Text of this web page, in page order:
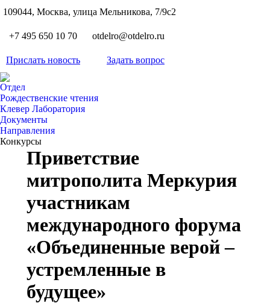
109044, Москва, улица Мельникова, 7/9с2
+7 495 650 10 70 otdelro@otdelro.ru
Прислать новость Задать вопрос
Отдел
Рождественские чтения
Клевер Лаборатория
Документы
Направления
Конкурсы
Приветствие
митрополита Меркурия
участникам
международного форума
«Объединенные верой –
устремленные в
будущее»